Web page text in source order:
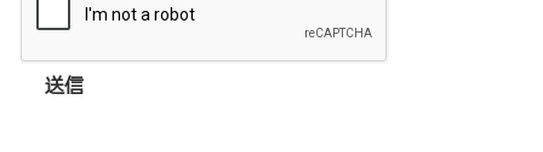
送信